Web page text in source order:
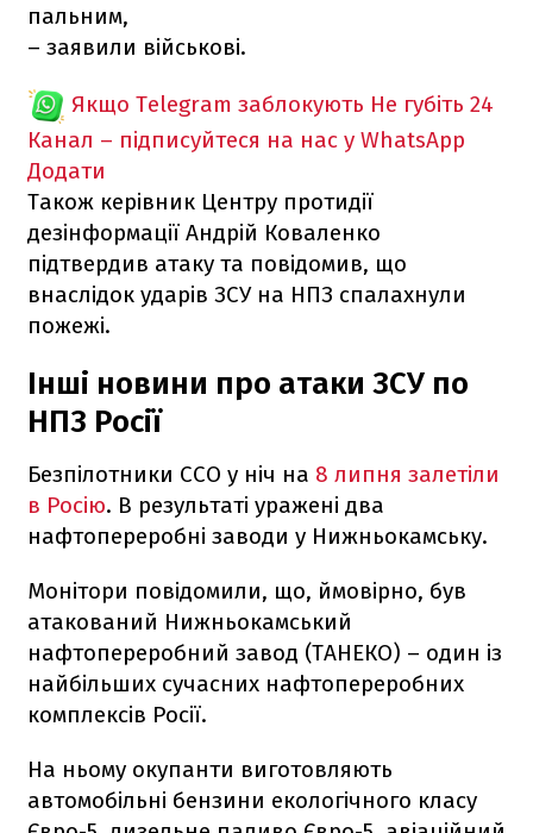
пальним,
– заявили військові.
Якщо Telegram заблокують Не губіть 24
Канал – підписуйтеся на нас у WhatsApp
Додати
Також керівник Центру протидії
дезінформації Андрій Коваленко
підтвердив атаку та повідомив, що
внаслідок ударів ЗСУ на НПЗ спалахнули
пожежі.
Інші новини про атаки ЗСУ по
НПЗ Росії
Безпілотники ССО у ніч на 8 липня залетіли
в Росію. В результаті уражені два
нафтопереробні заводи у Нижньокамську.
Монітори повідомили, що, ймовірно, був
атакований Нижньокамський
нафтопереробний завод (ТАНЕКО) – один із
найбільших сучасних нафтопереробних
комплексів Росії.
На ньому окупанти виготовляють
автомобільні бензини екологічного класу